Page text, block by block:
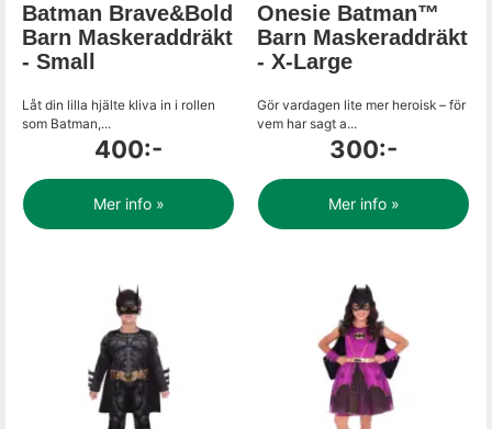
Batman Brave&Bold
Barn Maskeraddräkt
- Small
Låt din lilla hjälte kliva in i rollen
som Batman,...
400:-
Mer info »
Onesie Batman™
Barn Maskeraddräkt
- X-Large
Gör vardagen lite mer heroisk – för
vem har sagt a...
300:-
Mer info »